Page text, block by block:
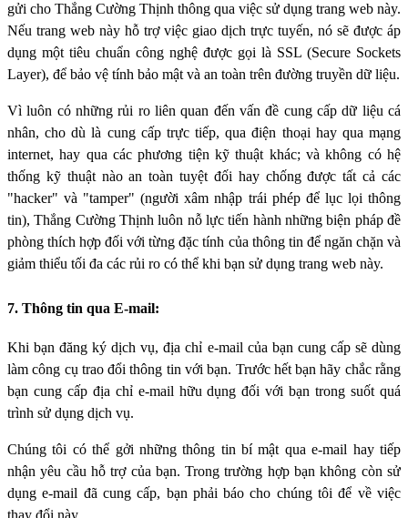
gửi cho Thắng Cường Thịnh thông qua việc sử dụng trang web này.
Nếu trang web này hỗ trợ việc giao dịch trực tuyến, nó sẽ được áp
dụng một tiêu chuẩn công nghệ được gọi là SSL (Secure Sockets
Layer), để bảo vệ tính bảo mật và an toàn trên đường truyền dữ liệu.
Vì luôn có những rủi ro liên quan đến vấn đề cung cấp dữ liệu cá
nhân, cho dù là cung cấp trực tiếp, qua điện thoại hay qua mạng
internet, hay qua các phương tiện kỹ thuật khác; và không có hệ
thống kỹ thuật nào an toàn tuyệt đối hay chống được tất cả các
"hacker" và "tamper" (người xâm nhập trái phép để lục lọi thông
tin), Thắng Cường Thịnh luôn nỗ lực tiến hành những biện pháp đề
phòng thích hợp đối với từng đặc tính của thông tin để ngăn chặn và
giảm thiểu tối đa các rủi ro có thể khi bạn sử dụng trang web này.
7. Thông tin qua E-mail:
Khi bạn đăng ký dịch vụ, địa chỉ e-mail của bạn cung cấp sẽ dùng
làm công cụ trao đổi thông tin với bạn. Trước hết bạn hãy chắc rằng
bạn cung cấp địa chỉ e-mail hữu dụng đối với bạn trong suốt quá
trình sử dụng dịch vụ.
Chúng tôi có thể gởi những thông tin bí mật qua e-mail hay tiếp
nhận yêu cầu hỗ trợ của bạn. Trong trường hợp bạn không còn sử
dụng e-mail đã cung cấp, bạn phải báo cho chúng tôi để về việc
thay đổi này.